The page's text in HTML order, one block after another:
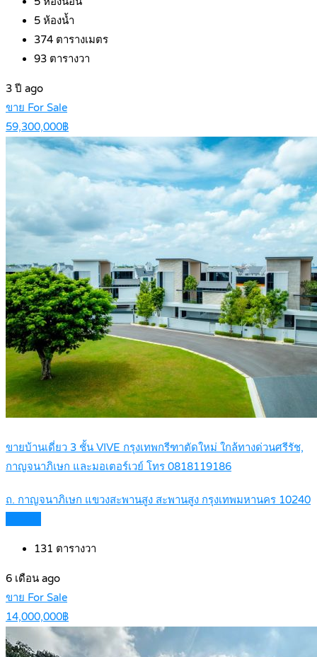
5 ห้องน้ำ
374 ตารางเมตร
93 ตารางวา
3 ปี ago
ขาย For Sale
59,300,000฿
ขายบ้านเดี่ยว 3 ชั้น VIVE กรุงเทพกรีฑาตัดใหม่ ใกล้ทางด่วนศรีรัช,
กาญจนาภิเษก และมอเตอร์เวย์ โทร 0818119186
ถ. กาญจนาภิเษก แขวงสะพานสูง สะพานสูง กรุงเทพมหานคร 10240
131 ตารางวา
6 เดือน ago
ขาย For Sale
14,000,000฿